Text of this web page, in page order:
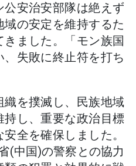
公安治安部隊は絶えず
の安定を維持するた
ました。「モン族国
失敗に終止符を打ち
を撲滅し、民族地域
持し、重要な政治目標
全を確保しました。
(中国)の警察との協力